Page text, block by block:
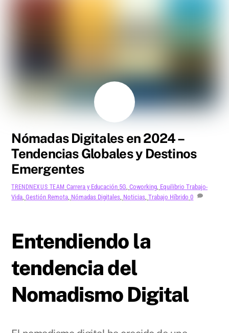
Nómadas Digitales en 2024 –
Tendencias Globales y Destinos
Emergentes
TRENDNEXUS TEAM Carrera y Educación 5G ,Coworking Equilibrio Trabajo-
Vida ,Gestión Remota Nómadas Digitales Noticias ,Trabajo Híbrido 0
Entendiendo la
tendencia del
Nomadismo Digital